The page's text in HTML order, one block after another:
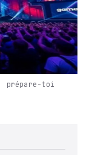
prépare-toi